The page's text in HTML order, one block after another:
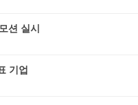
션 실시
기업